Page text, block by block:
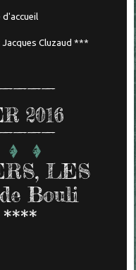
d'accueil
Jacques Cluzaud ***
2016
LES
Bouli